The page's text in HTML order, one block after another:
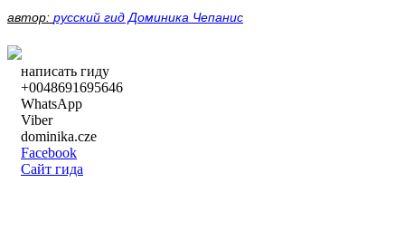
автор: русский гид Доминика Чепанис
написать гиду
+0048691695646
WhatsApp
Viber
dominika.cze
Facebook
Сайт гида